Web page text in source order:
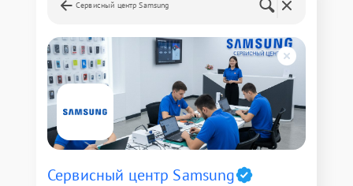
Сервисный центр Samsung
Сервисный центр Samsung